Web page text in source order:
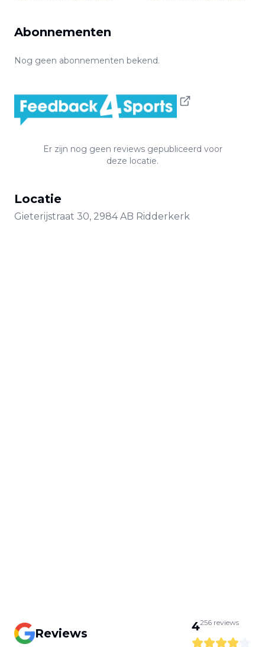
Abonnementen
Nog geen abonnementen bekend.
Er zijn nog geen reviews gepubliceerd voor
deze locatie.
Locatie
Gieterijstraat 30, 2984 AB Ridderkerk
Reviews 4256 reviews